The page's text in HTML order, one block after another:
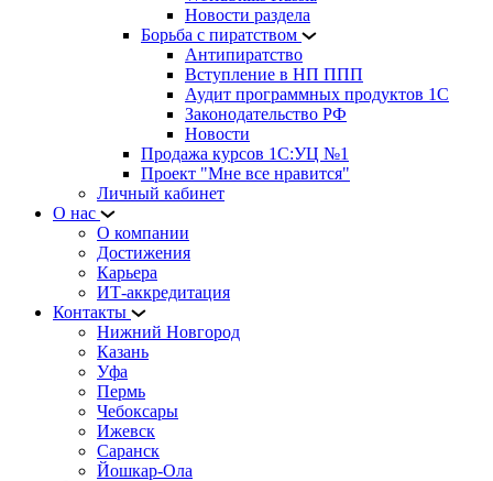
Новости раздела
Борьба с пиратством
Антипиратство
Вступление в НП ППП
Аудит программных продуктов 1С
Законодательство РФ
Новости
Продажа курсов 1С:УЦ №1
Проект "Мне все нравится"
Личный кабинет
О нас
О компании
Достижения
Карьера
ИТ-аккредитация
Контакты
Нижний Новгород
Казань
Уфа
Пермь
Чебоксары
Ижевск
Саранск
Йошкар-Ола